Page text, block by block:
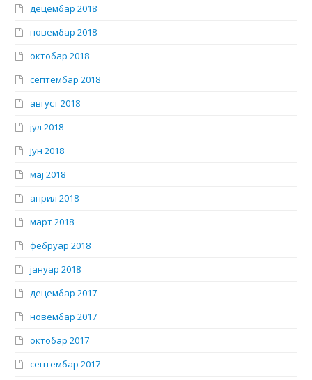
децембар 2018
новембар 2018
октобар 2018
септембар 2018
август 2018
јул 2018
јун 2018
мај 2018
април 2018
март 2018
фебруар 2018
јануар 2018
децембар 2017
новембар 2017
октобар 2017
септембар 2017